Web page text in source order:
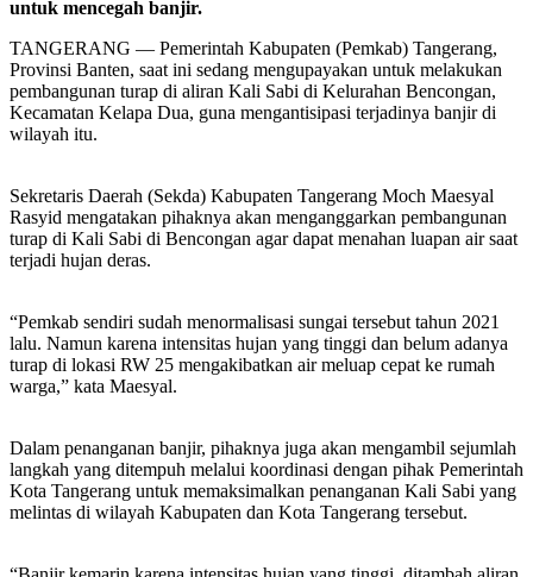
untuk mencegah banjir.
TANGERANG — Pemerintah Kabupaten (Pemkab) Tangerang,
Provinsi Banten, saat ini sedang mengupayakan untuk melakukan
pembangunan turap di aliran Kali Sabi di Kelurahan Bencongan,
Kecamatan Kelapa Dua, guna mengantisipasi terjadinya banjir di
wilayah itu.
Sekretaris Daerah (Sekda) Kabupaten Tangerang Moch Maesyal
Rasyid mengatakan pihaknya akan menganggarkan pembangunan
turap di Kali Sabi di Bencongan agar dapat menahan luapan air saat
terjadi hujan deras.
“Pemkab sendiri sudah menormalisasi sungai tersebut tahun 2021
lalu. Namun karena intensitas hujan yang tinggi dan belum adanya
turap di lokasi RW 25 mengakibatkan air meluap cepat ke rumah
warga,” kata Maesyal.
Dalam penanganan banjir, pihaknya juga akan mengambil sejumlah
langkah yang ditempuh melalui koordinasi dengan pihak Pemerintah
Kota Tangerang untuk memaksimalkan penanganan Kali Sabi yang
melintas di wilayah Kabupaten dan Kota Tangerang tersebut.